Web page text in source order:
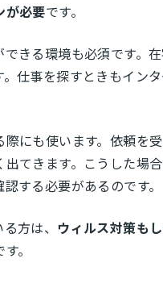
が必要です。
きる環境も必須です。
仕事を探すときもイン
にも使います。依頼を
てきます。こうした場
する必要があるのです。
方は、 ウィルス対策も
。